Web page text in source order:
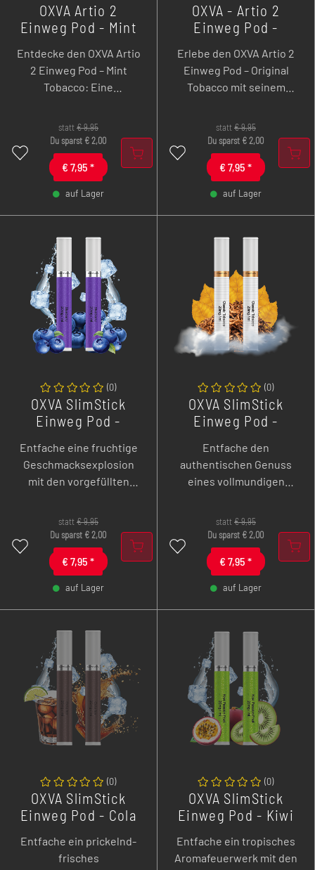
- +
statt€9,95
Du sparst € 2,00
€ 7,95 *
auf Lager
OXVA Artio 2
Einweg Pod - Mint
Entdecke den OXVA Artio
2 Einweg Pod – Mint
Tobacco: Eine
Kombination aus
knackiger Minze und
frischen, grünen
Kräuternoten verleiht
diesem Tabakprofil eine
- +
statt€9,95
Du sparst € 2,00
€ 7,95 *
auf Lager
OXVA - Artio 2
Einweg Pod -
2er Pack
Erlebe den OXVA Artio 2
Einweg Pod – Original
Tobacco mit seinem
klassische Mischung aus
vollmundiger Kakaotiefe
und feinen holzigen
Nuancen sorgt für ein
authentisches, rundes
- +
statt€9,95
Du sparst € 2,00
€ 7,95 *
auf Lager
(0)
OXVA SlimStick
Einweg Pod -
Pack
Entfache eine fruchtige
Geschmacksexplosion
mit den vorgefüllten
Pods – perfekt
abgestimmt auf deine
SlimStick für intensiven,
klaren Blaubeer-Genuss
bei jedem Zug!
- +
statt€9,95
Du sparst € 2,00
€ 7,95 *
auf Lager
(0)
OXVA SlimStick
Einweg Pod -
2er Pack
Entfache den
authentischen Genuss
eines vollmundigen
vorgefüllten OXVA
SlimStick Classic Tobacco
Pods – perfekt
abgestimmt auf deine
SlimStick für ein intensiv
(0)
OXVA SlimStick
Einweg Pod - Cola
Entfache ein prickelnd-
frisches
(0)
OXVA SlimStick
Einweg Pod - Kiwi
Pack
Entfache ein tropisches
Aromafeuerwerk mit den